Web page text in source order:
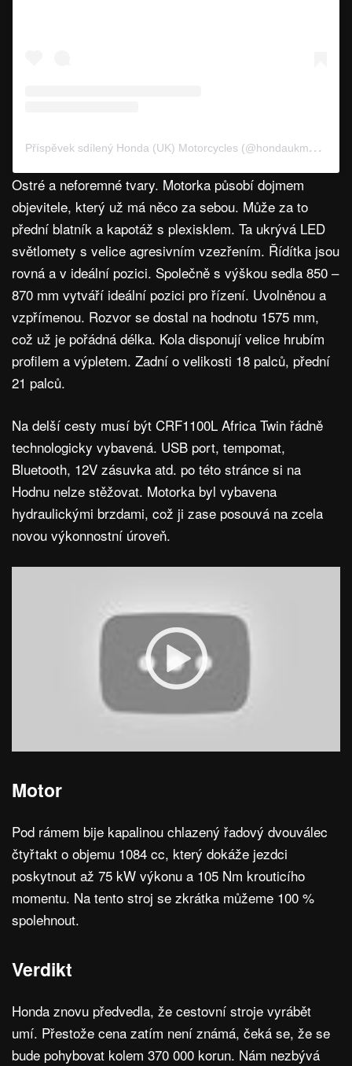
P
říspěvek sdílený Honda (UK) Motorcycles (@hondaukmotorcycles)
Ostré a neforemné tvary. Motorka působí dojmem
objevitele, který už má něco za sebou. Může za to
přední blatník a kapotáž s plexisklem. Ta ukrývá LED
světlomety s velice agresivním vzezřením. Řídítka jsou
rovná a v ideální pozici. Společně s výškou sedla 850 –
870 mm vytváří ideální pozici pro řízení. Uvolněnou a
vzpřímenou. Rozvor se dostal na hodnotu 1575 mm,
což už je pořádná délka. Kola disponují velice hrubím
profilem a výpletem. Zadní o velikosti 18 palců, přední
21 palců.
Na delší cesty musí být CRF1100L Africa Twin řádně
technologicky vybavená. USB port, tempomat,
Bluetooth, 12V zásuvka atd. po této stránce si na
Hodnu nelze stěžovat. Motorka byl vybavena
hydraulickými brzdami, což ji zase posouvá na zcela
novou výkonnostní úroveň.
Motor
Pod rámem bije kapalinou chlazený řadový dvouválec
čtyřtakt o objemu 1084 cc, který dokáže jezdci
poskytnout až 75 kW výkonu a 105 Nm krouticího
momentu. Na tento stroj se zkrátka můžeme 100 %
spolehnout.
Verdikt
Honda znovu předvedla, že cestovní stroje vyrábět
umí. Přestože cena zatím není známá, čeká se, že se
bude pohybovat kolem 370 000 korun. Nám nezbývá